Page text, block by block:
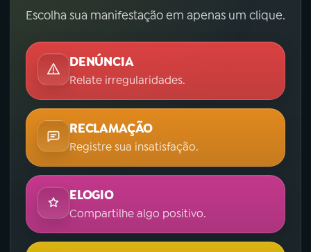
Escolha sua manifestação em apenas um clique.
DENÚNCIA
Relate irregularidades.
RECLAMAÇÃO
Registre sua insatisfação.
ELOGIO
Compartilhe algo positivo.